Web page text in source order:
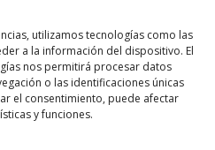
utilizamos tecnologías como las
a la información del dispositivo. El
nos permitirá procesar datos
o las identificaciones únicas
el consentimiento, puede afectar
y funciones.